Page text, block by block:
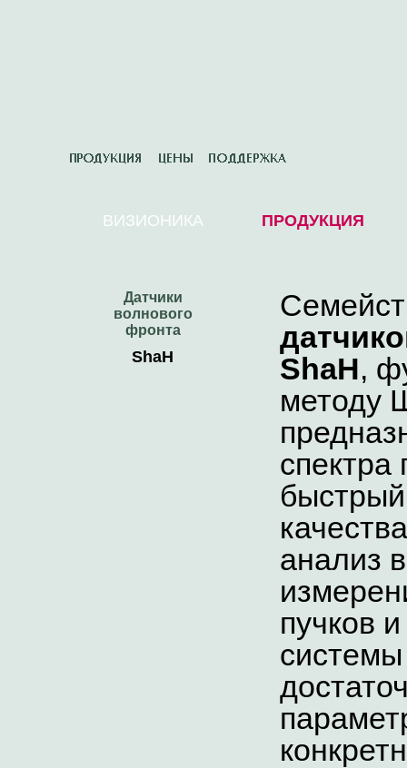
ВИЗИОНИКА ПРОДУКЦИЯ
Датчики
волнового
фронта
ShaH
ShaH,
методу
анализ
пучков